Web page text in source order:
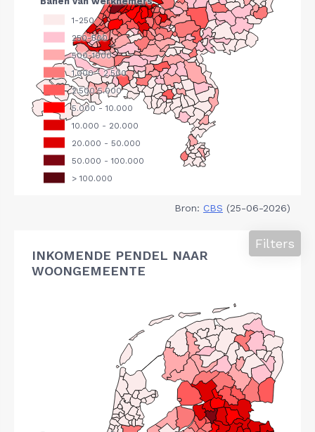
Bron: CBS (25-06-2026)
INKOMENDE PENDEL NAAR
WOONGEMEENTE
Filters